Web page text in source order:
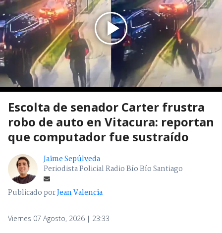
Escolta de senador Carter frustra
robo de auto en Vitacura: reportan
que computador fue sustraído
Jaime Sepúlveda
Periodista Policial Radio Bío Bío Santiago
Publicado porJean Valencia
Viernes 07 Agosto, 2026 | 23:33